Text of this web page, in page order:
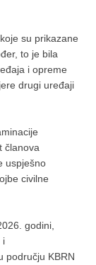
su prikazane
to je bila
i opreme
drugi uređaji
članova
uspješno
civilne
godini,
i
području KBRN